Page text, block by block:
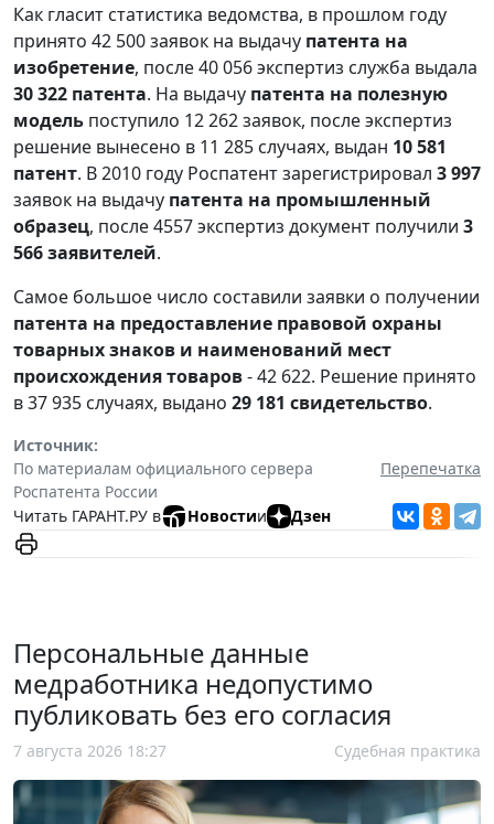
Как гласит статистика ведомства, в прошлом году
принято 42 500 заявок на выдачу патента на
изобретение, после 40 056 экспертиз служба выдала
30 322 патента. На выдачу патента на полезную
модель поступило 12 262 заявок, после экспертиз
решение вынесено в 11 285 случаях, выдан 10 581
патент. В 2010 году Роспатент зарегистрировал 3 997
заявок на выдачу патента на промышленный
образец, после 4557 экспертиз документ получили 3
566 заявителей.
Самое большое число составили заявки о получении
патента на предоставление правовой охраны
товарных знаков и наименований мест
происхождения товаров- 42 622. Решение принято
в 37 935 случаях, выдано 29 181 свидетельство.
Источник:
По материалам официального сервера
Роспатента России
Перепечатка
Читать ГАРАНТ.РУ в Новостии Дзен
Персональные данные
медработника недопустимо
публиковать без его согласия
7 августа 2026 18:27 Судебная практика